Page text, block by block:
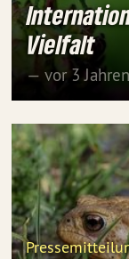
Vielfalt
— vor 3 Jahren